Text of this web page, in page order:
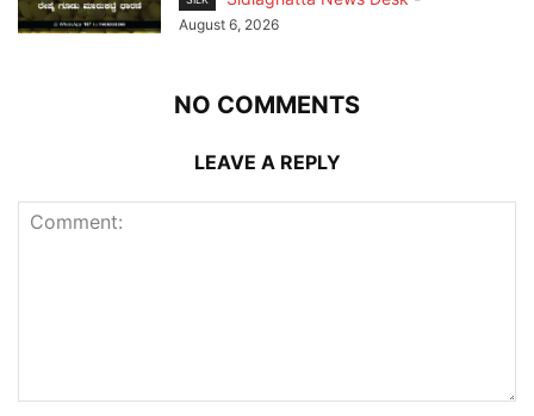
August 6, 2026
NO COMMENTS
LEAVE A REPLY